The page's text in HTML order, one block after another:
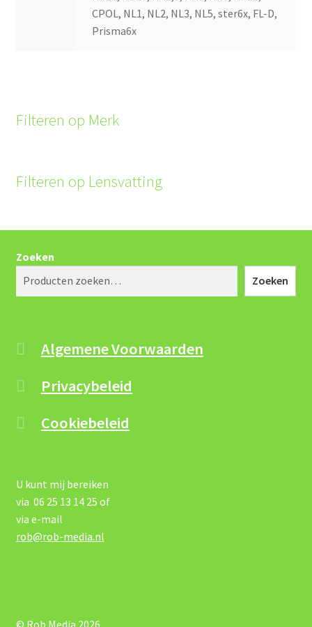
CPOL, NL1, NL2, NL3, NL5, ster6x, FL-D,
Prisma6x
Filteren op Merk
Filteren op Lensvatting
Zoeken
Zoeken
Algemene Voorwaarden
Privacybeleid
Cookiebeleid
U kunt mij bereiken
via 06 25 13 14 25 of
via e-mail
rob@rob-media.nl
© Rob Media 2026